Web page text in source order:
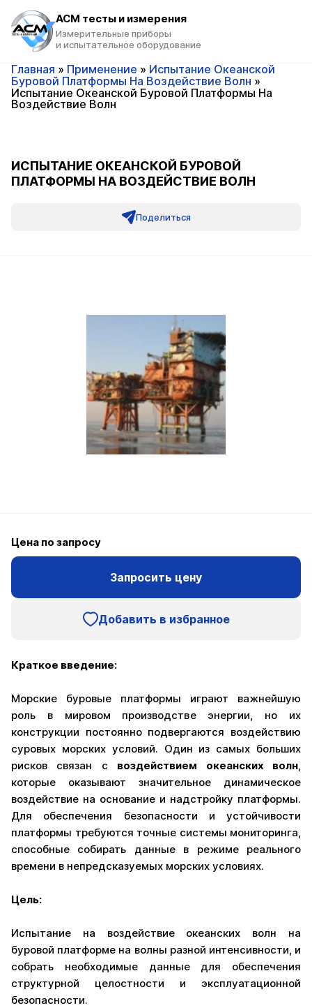
ACM тесты и измерения
Измерительные приборы
и испытательное оборудование
Главная » Применение » Испытание Океанской
Буровой Платформы На Воздействие Волн »
Испытание Океанской Буровой Платформы На
Воздействие Волн
ИСПЫТАНИЕ ОКЕАНСКОЙ БУРОВОЙ
ПЛАТФОРМЫ НА ВОЗДЕЙСТВИЕ ВОЛН
Поделиться
Цена по запросу
Запросить цену
Добавить в избранное
Краткое введение:
Морские буровые платформы играют важнейшую
роль в мировом производстве энергии, но их
конструкции постоянно подвергаются воздействию
суровых морских условий. Один из самых больших
рисков связан с воздействием океанских волн,
которые оказывают значительное динамическое
воздействие на основание и надстройку платформы.
Для обеспечения безопасности и устойчивости
платформы требуются точные системы мониторинга,
способные собирать данные в режиме реального
времени в непредсказуемых морских условиях.
Цель:
Испытание на воздействие океанских волн на
буровой платформе на волны разной интенсивности, и
собрать необходимые данные для обеспечения
структурной целостности и эксплуатационной
безопасности.